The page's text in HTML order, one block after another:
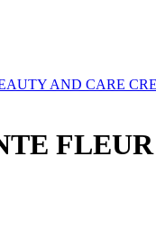
AND CARE